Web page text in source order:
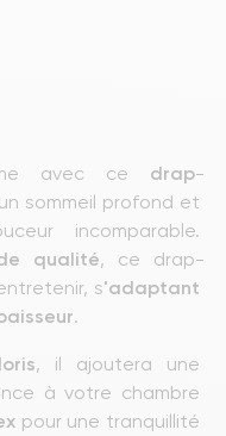
avec ce drap-
sommeil profond et
incomparable.
qualité, ce drap-
s'adaptant
.
, il ajoutera une
à votre chambre
pour une tranquillité